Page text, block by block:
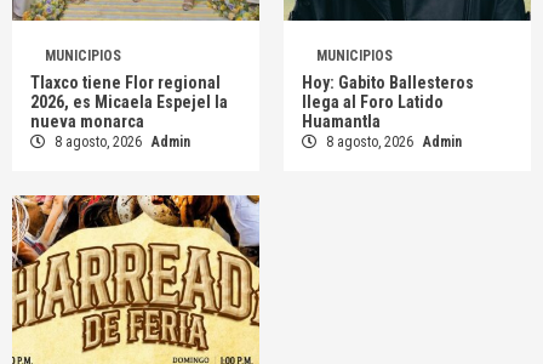
MUNICIPIOS
Tlaxco tiene Flor regional
2026, es Micaela Espejel la
nueva monarca
8 agosto, 2026 Admin
MUNICIPIOS
Hoy: Gabito Ballesteros
llega al Foro Latido
Huamantla
8 agosto, 2026 Admin